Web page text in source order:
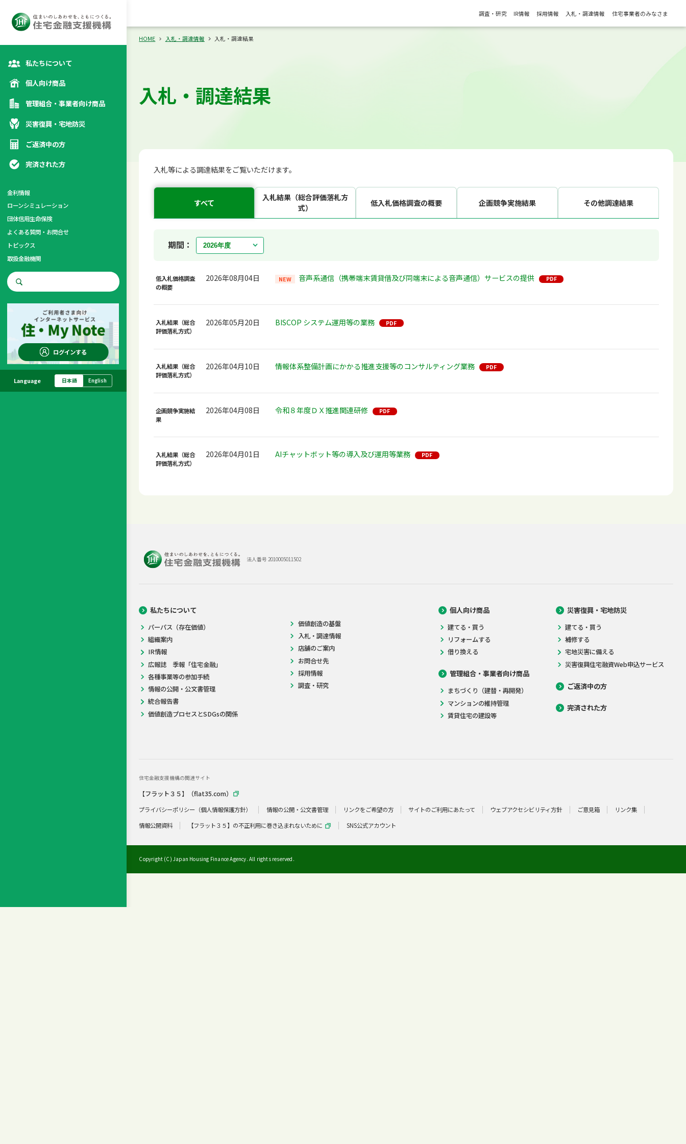
私たちについて
カテゴリトップ
調査・研究
個人向け商品
カテゴリトップ
管理組合・事業者向け商品
商品 カテゴリトップ
災害復興・宅地防災
カテゴリトップ
ご返済中の方
完済された方
金利情報
ローンシミュレーション
団体信用生命保険
よくある質問・お問合せ
トピックス
取扱金融機関
ログインする
Language English
日本語
調査・研究 IR情報 採用情報 入札・調達情報 住宅事業者のみなさま
HOME 入札・調達情報 入札・調達結果
入札・調達結果
入札等による調達結果をご覧いただけます。
すべて
入札結果（総合評価落札方
式）
低入札価格調査の概要 企画競争実施結果 その他調達結果
期間：
低入札価格調査
の概要
2026年08月04日 音声系通信（携帯端末賃貸借及び同端末による音声通信）サービスの提供
入札結果（総合
評価落札方式）
2026年05月20日 BISCOP システム運用等の業務
入札結果（総合
評価落札方式）
2026年04月10日 情報体系整備計画にかかる推進支援等のコンサルティング業務
企画競争実施結
果
2026年04月08日 令和８年度ＤＸ推進関連研修
入札結果（総合
評価落札方式）
2026年04月01日 AIチャットボット等の導入及び運用等業務
法人番号 2010005011502
私たちについて
パーパス（存在価値）
組織案内
IR情報
広報誌 季報「住宅金融」
各種事業等の参加手続
情報の公開・公文書管理
統合報告書
価値創造プロセスとSDGsの関係
価値創造の基盤
入札・調達情報
店舗のご案内
お問合せ先
採用情報
調査・研究
個人向け商品
建てる・買う
リフォームする
借り換える
管理組合・事業者向け商品
まちづくり（建替・再開発）
マンションの維持管理
賃貸住宅の建設等
災害復興・宅地防災
建てる・買う
補修する
宅地災害に備える
災害復興住宅融資Web申込サービス
ご返済中の方
完済された方
住宅金融支援機構の関連サイト
【フラット３５】（flat35.com）
プライバシーポリシー（個人情報保護方針） 情報の公開・公文書管理 リンクをご希望の方 サイトのご利用にあたって ウェブアクセシビリティ方針 ご意見箱
リンク集
情報公開資料
【フラット３５】の不正利用に巻き込まれないために SNS公式アカウント
Copyright (C) Japan Housing Finance Agency. All rights reserved.